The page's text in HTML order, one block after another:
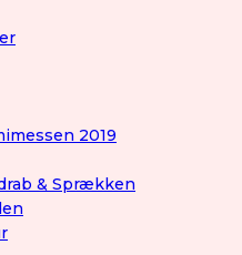
2019
& Sprækken